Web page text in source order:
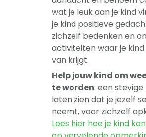
wat je leuk aan je kind
je kind positieve
zichzelf bedenken en
activiteiten waar je kind
van krijgt.
Help jouw kind om
te worden: een stevige
laten zien dat je jezelf
neemt, voor zichzelf
Lees hier hoe je kind